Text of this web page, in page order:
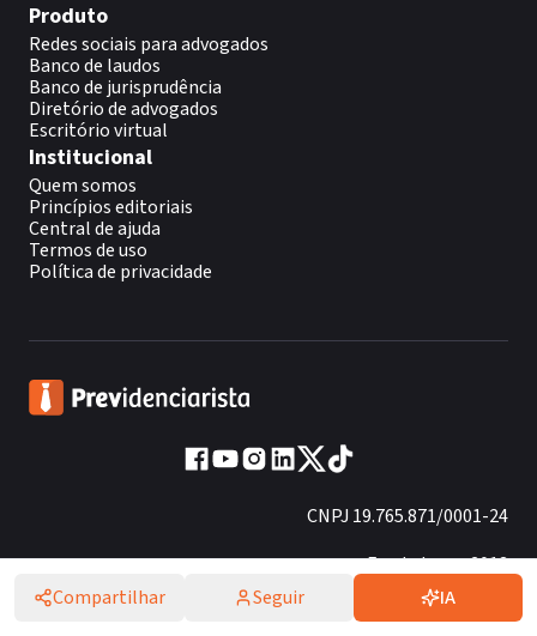
Compartilhar Seguir IA
Produto
Redes sociais para advogados
Banco de laudos
Banco de jurisprudência
Diretório de advogados
Escritório virtual
Institucional
Quem somos
Princípios editoriais
Central de ajuda
Termos de uso
Política de privacidade
CNPJ 19.765.871/0001-24
Fundado em 2013